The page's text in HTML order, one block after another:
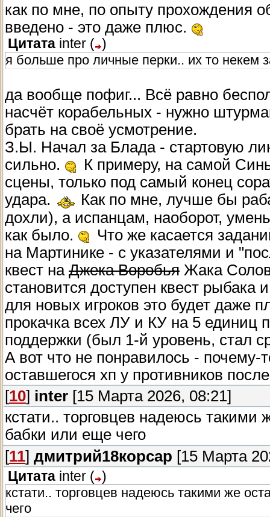
как по мне, по опыту прохождения
введено - это даже плюс.
Цитата inter ( )
я больше про личные перки.. их то некем
да вообще пофиг... Всё равно
насчёт корабельных - нужно
брать на своё усмотрение.
З.Ы. Начал за Блада - стартовую
сильно.
К примеру, на самой
сцены, только под самый конец
удара.
Как по мне, лучше бы
дохли), а испанцам, наоборот,
как было.
Что же касается
на Мартинике - с указателями и
квест на Джека Воробья Жака
становится доступен квест рыбака
для новых игроков это будет даже
прокачка всех ЛУ и КУ на 5 единиц
поддержки (был 1-й уровень, стал
А вот что не понравилось -
оставшегося хп у противников
[10] inter [15 Марта 2026, 08:21]
кстати.. торговцев надеюсь
бабки или еще чего
[11] дмитрий18корсар [15 Марта
Цитата inter ( )
кстати.. торговцев надеюсь такими же
чего